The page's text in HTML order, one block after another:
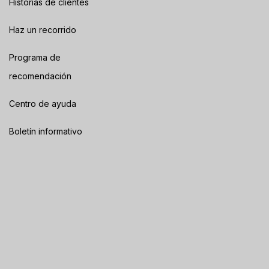
Haz un recorrido
Programa de
recomendación
Centro de ayuda
Boletín informativo